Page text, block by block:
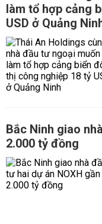
làm tổ hợp cảng
USD ở Quảng
Bắc Ninh giao
2.000 tỷ đồng